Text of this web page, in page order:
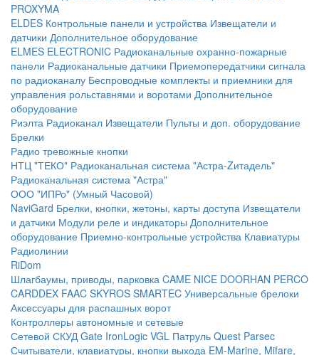
PROXYMA
ELDES Контрольные панели и устройства Извещатели и
датчики Дополнительное оборудование
ELMES ELECTRONIC Радиоканальные охранно-пожарные
панели Радиоканальные датчики Приемопередатчики сигнала
по радиоканалу Беспроводные комплекты и приемники для
управления рольставнями и воротами Дополнительное
оборудование
Риэлта Радиоканал Извещатели Пульты и доп. оборудование
Брелки
Радио тревожные кнопки
НТЦ "ТЕКО" Радиоканальная система "Астра-Zитадель"
Радиоканальная система "Астра"
ООО "ИПРо" (Умный Часовой)
NaviGard Брелки, кнопки, жетоны, карты доступа Извещатели
и датчики Модули реле и индикаторы Дополнительное
оборудование Приемно-контрольные устройства Клавиатуры
Радиолинии
RiDom
Шлагбаумы, приводы, парковка CAME NICE DOORHAN PERCO
CARDDEX FAAC SKYROS SMARTEC Универсальные брелоки
Аксессуары для распашных ворот
Контроллеры автономные и сетевые
Сетевой СКУД Gate IronLogic VGL Патруль Quest Parsec
Считыватели, клавиатуры, кнопки выхода EM-Marine, Mifare,